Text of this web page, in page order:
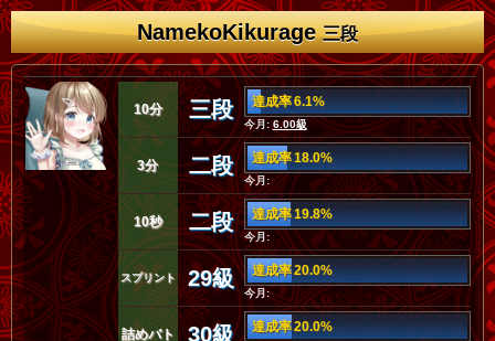
NamekoKikurage三段
10分 三段 達成率 6.1%
今月:6.00級
3分 二段 達成率 18.0%
今月:
10秒 二段 達成率 19.8%
今月:
スプリント 29級 達成率 20.0%
今月:
詰めバト 30級 達成率 20.0%